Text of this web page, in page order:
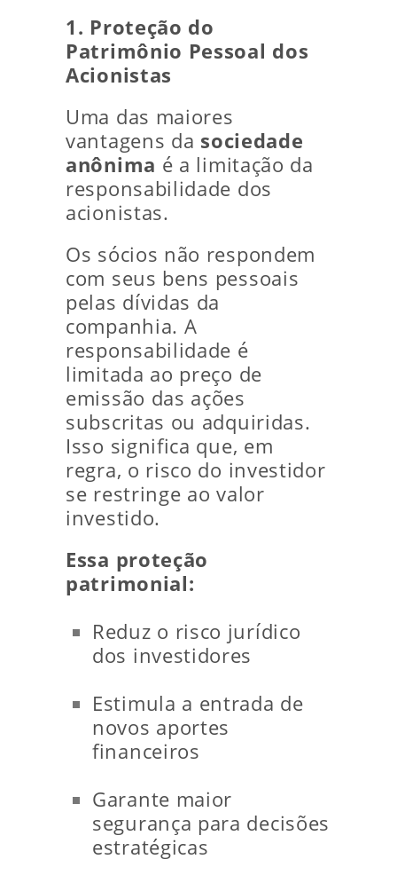
1. Proteção do
Patrimônio Pessoal dos
Acionistas
Uma das maiores
vantagens da sociedade
anônima é a limitação da
responsabilidade dos
acionistas.
Os sócios não respondem
com seus bens pessoais
pelas dívidas da
companhia. A
responsabilidade é
limitada ao preço de
emissão das ações
subscritas ou adquiridas.
Isso significa que, em
regra, o risco do investidor
se restringe ao valor
investido.
Essa proteção
patrimonial:
Reduz o risco jurídico
dos investidores
Estimula a entrada de
novos aportes
financeiros
Garante maior
segurança para decisões
estratégicas